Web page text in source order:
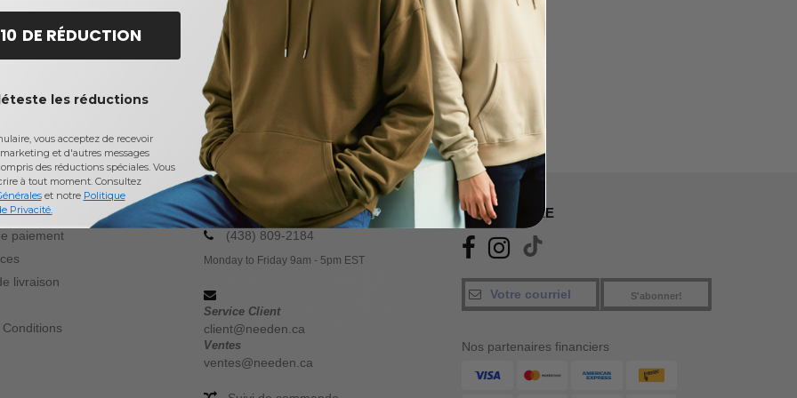
AcheterExtreme chez Needen Canada
paiement
livraison
CONTACTEZ NOUS
(438) 809-2184
Monday to Friday 9am - 5pm EST
Service Client
client@needen.ca
Ventes
ventes@needen.ca
NOUS SUIVRE
S'abonner!
Nos partenaires financiers
DE RÉDUCTION
les réductions
vous acceptez de recevoir
et d'autres messages
des réductions spéciales. Vous
à tout moment. Consultez
et notre Politique
Privacité.